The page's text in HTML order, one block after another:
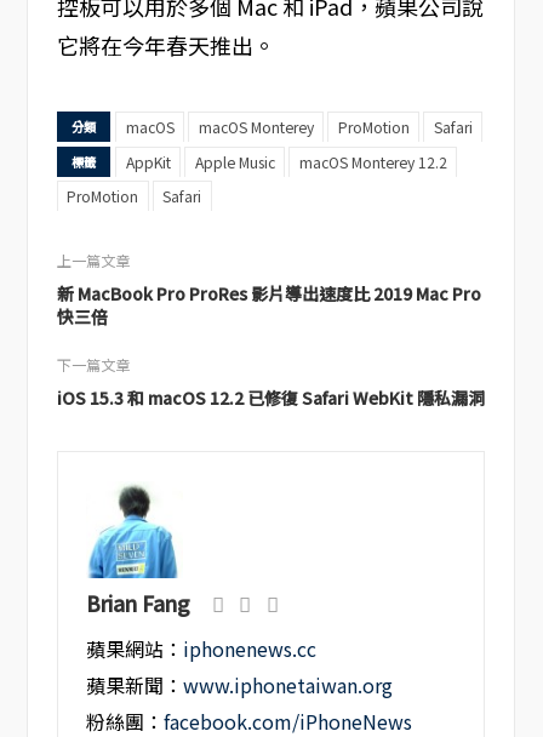
控板可以用於多個 Mac 和 iPad，蘋果公司說
它將在今年春天推出。
分類 macOS macOS Monterey ProMotion Safari
標籤 AppKit Apple Music
macOS Monterey 12.2
ProMotion
Safari
上一篇文章
新 MacBook Pro ProRes 影片導出速度比 2019 Mac Pro
快三倍
下一篇文章
iOS 15.3 和 macOS 12.2 已修復 Safari WebKit 隱私漏洞
Brian Fang
蘋果網站： iphonenews.cc
蘋果新聞：www.iphonetaiwan.org
粉絲團：facebook.com/iPhoneNews